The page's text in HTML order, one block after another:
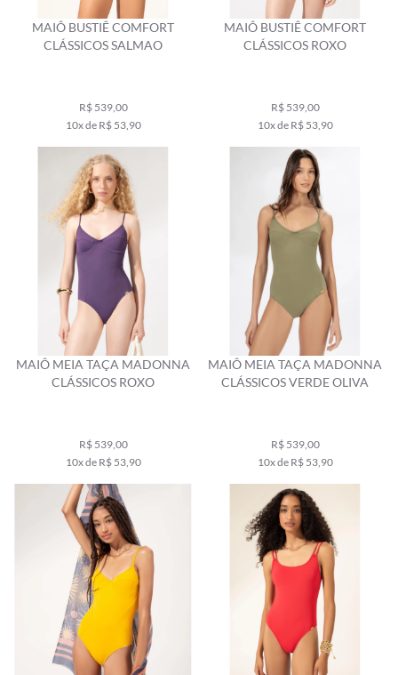
MAIÔ BUSTIÊ COMFORT
CLÁSSICOS SALMAO
R$ 539,00
10x de R$ 53,90
MAIÔ BUSTIÊ COMFORT
CLÁSSICOS ROXO
R$ 539,00
10x de R$ 53,90
MAIÔ MEIA TAÇA MADONNA
CLÁSSICOS ROXO
R$ 539,00
10x de R$ 53,90
MAIÔ MEIA TAÇA MADONNA
CLÁSSICOS VERDE OLIVA
R$ 539,00
10x de R$ 53,90